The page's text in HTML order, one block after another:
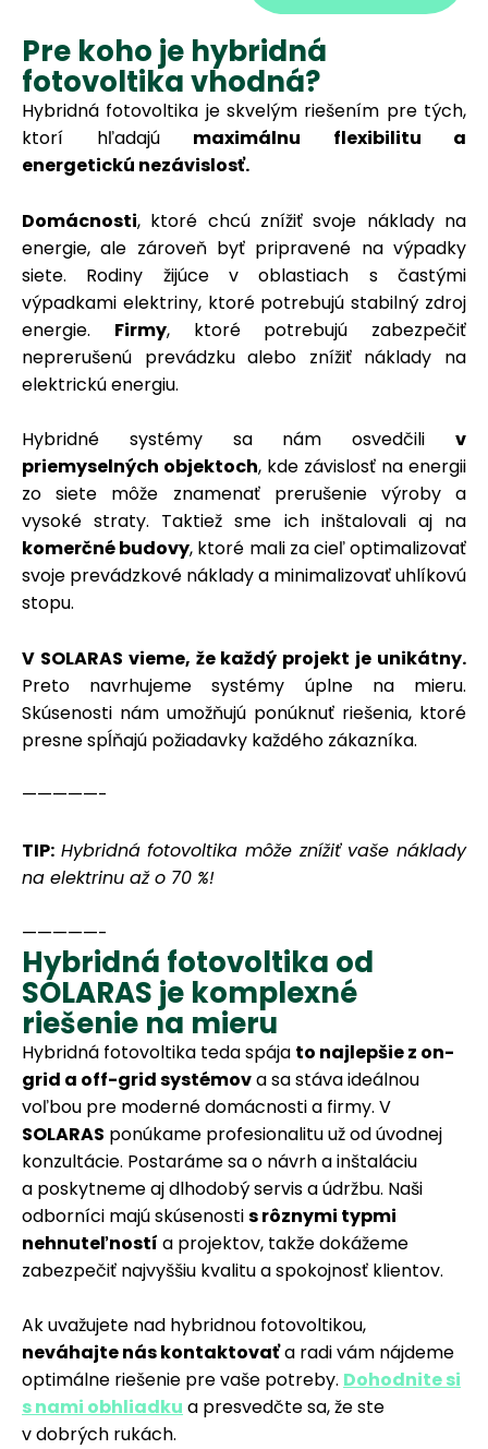
Pre koho je hybridná
fotovoltika vhodná?
Hybridná fotovoltika je skvelým riešením pre tých,
ktorí hľadajú maximálnu flexibilitu a
energetickú nezávislosť.
Domácnosti, ktoré chcú znížiť svoje náklady na
energie, ale zároveň byť pripravené na výpadky
siete. Rodiny žijúce v oblastiach s častými
výpadkami elektriny, ktoré potrebujú stabilný zdroj
energie. Firmy, ktoré potrebujú zabezpečiť
neprerušenú prevádzku alebo znížiť náklady na
elektrickú energiu.
Hybridné systémy sa nám osvedčili v
priemyselných objektoch, kde závislosť na energii
zo siete môže znamenať prerušenie výroby a
vysoké straty. Taktiež sme ich inštalovali aj na
komerčné budovy, ktoré mali za cieľ optimalizovať
svoje prevádzkové náklady a minimalizovať uhlíkovú
stopu.
V SOLARAS vieme, že každý projekt je unikátny.
Preto navrhujeme systémy úplne na mieru.
Skúsenosti nám umožňujú ponúknuť riešenia, ktoré
presne spĺňajú požiadavky každého zákazníka.
—————-
TIP: Hybridná fotovoltika môže znížiť vaše náklady
na elektrinu až o 70 %!
—————-
Hybridná fotovoltika od
SOLARAS je komplexné
riešenie na mieru
Hybridná fotovoltika teda spája to najlepšie z on-
grid a off-grid systémova sa stáva ideálnou
voľbou pre moderné domácnosti a firmy. V
SOLARAS ponúkame profesionalitu už od úvodnej
konzultácie. Postaráme sa o návrh a inštaláciu
a poskytneme aj dlhodobý servis a údržbu. Naši
odborníci majú skúsenostis rôznymi typmi
nehnuteľností a projektov, takže dokážeme
zabezpečiť najvyššiu kvalitu a spokojnosť klientov.
Ak uvažujete nad hybridnou fotovoltikou,
neváhajte nás kontaktovaťa radi vám nájdeme
optimálne riešenie pre vaše potreby. Dohodnite si
s nami obhliadku a presvedčte sa, že ste
v dobrých rukách.